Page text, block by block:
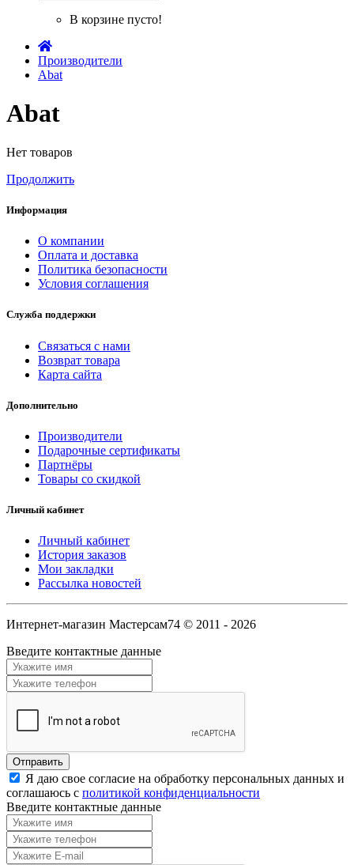
В корзине пусто!
Производители
Abat
Abat
Нет товаров
Продолжить
Информация
О компании
Оплата и доставка
Политика безопасности
Условия соглашения
Служба поддержки
Связаться с нами
Возврат товара
Карта сайта
Дополнительно
Производители
Подарочные сертификаты
Партнёры
Товары со скидкой
Личный кабинет
Личный кабинет
История заказов
Мои закладки
Рассылка новостей
Интернет-магазин Мастерсам74 © 2011 - 2026
Введите контактные данные
Я даю свое согласие на обработку персональных данных и
соглашаюсь с политикой конфиденциальности
Введите контактные данные